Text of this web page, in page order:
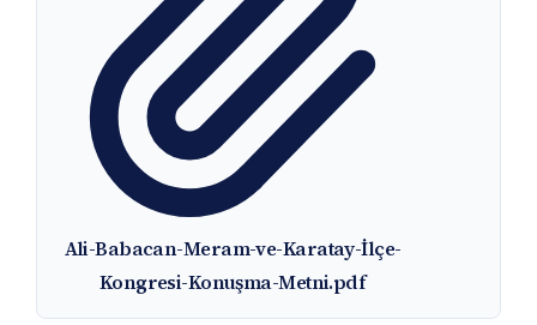
Ali-Babacan-Meram-ve-Karatay-İlçe-
Kongresi-Konuşma-Metni.pdf